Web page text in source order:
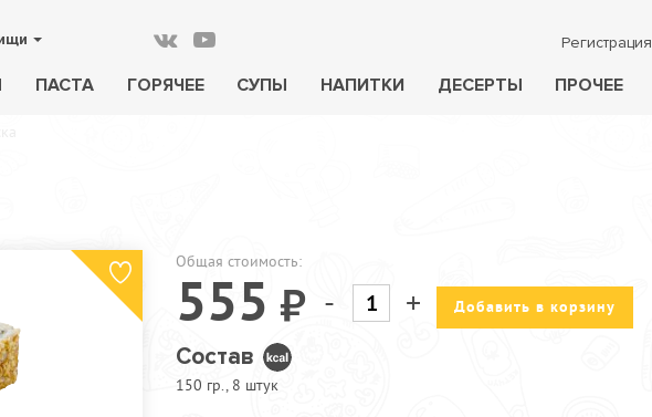
ПАСТА ГОРЯЧЕЕ СУПЫ НАПИТКИ ДЕСЕРТЫ ПРОЧЕЕ
Регистрация
Общая стоимость:
555 - + Добавить в корзину
Состав
150 гр., 8 штук